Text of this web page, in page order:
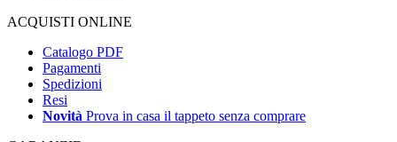
ACQUISTI ONLINE
Catalogo PDF
Pagamenti
Spedizioni
Resi
Novità Prova in casa il tappeto senza comprare